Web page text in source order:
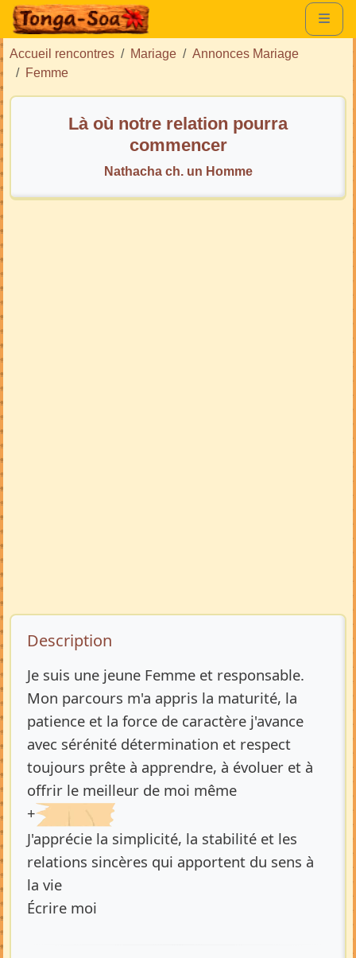
Accueil rencontres Mariage
Annonces Mariage
Femme
Là où notre relation pourra
commencer
Nathacha ch. un Homme
Description de l’annonce
Description
Je suis une jeune Femme et responsable.
Mon parcours m'a appris la maturité, la
patience et la force de caractère j'avance
avec sérénité détermination et respect
toujours prête à apprendre, à évoluer et à
offrir le meilleur de moi même
+
J'apprécie la simplicité, la stabilité et les
relations sincères qui apportent du sens à
la vie
Écrire moi